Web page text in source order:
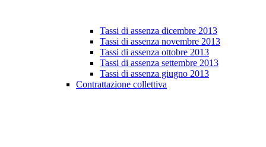
Tassi di assenza dicembre 2013
Tassi di assenza novembre 2013
Tassi di assenza ottobre 2013
Tassi di assenza settembre 2013
Tassi di assenza giugno 2013
Contrattazione collettiva